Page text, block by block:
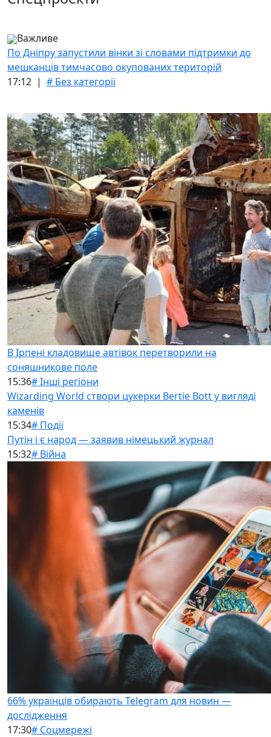
Важливе
По Дніпру запустили вінки зі словами підтримки до
мешканців тимчасово окупованих територій
17:12 | # Без категорії
В Ірпені кладовище автівок перетворили на
соняшникове поле
15:36# Інші регіони
Wizarding World створи цукерки Bertie Bott у вигляді
каменів
15:34# Події
Путін і є народ — заявив німецький журнал
15:32# Війна
66% українців обирають Telegram для новин —
дослідження
17:30# Соцмережі